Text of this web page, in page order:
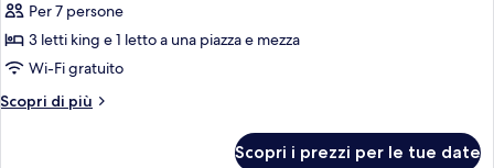
Emerald
Villa
Four-
Bedroom
with
Per 7 persone
3 letti king e 1 letto a una piazza e mezza
Wi-Fi gratuito
Scopri di più
Altri
Scopri i prezzi per le tue date